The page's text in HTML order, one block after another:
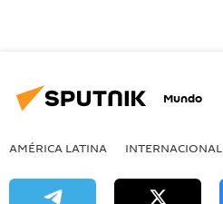
Mundo
AMÉRICA LATINA INTERNACIONAL